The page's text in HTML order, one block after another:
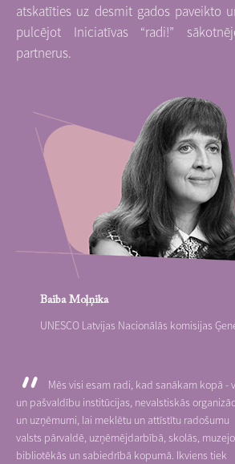
atskatīties uz desmit gados paveikto
pulcējot Iniciatīvas “radi!”
partnerus.
Baiba Moļņika
UNESCO Latvijas Nacionālās komisijas
Mēs visi esam radi, kad sanākam kopā -
un pašvaldību institūcijas, nevalstiskās
un uzņēmumi, lai meklētu un attīstītu radošumu
valsts pārvaldē, uzņēmējdarbībā, skolās,
bibliotēkās un sabiedrībā kopumā. Ikviens tiek